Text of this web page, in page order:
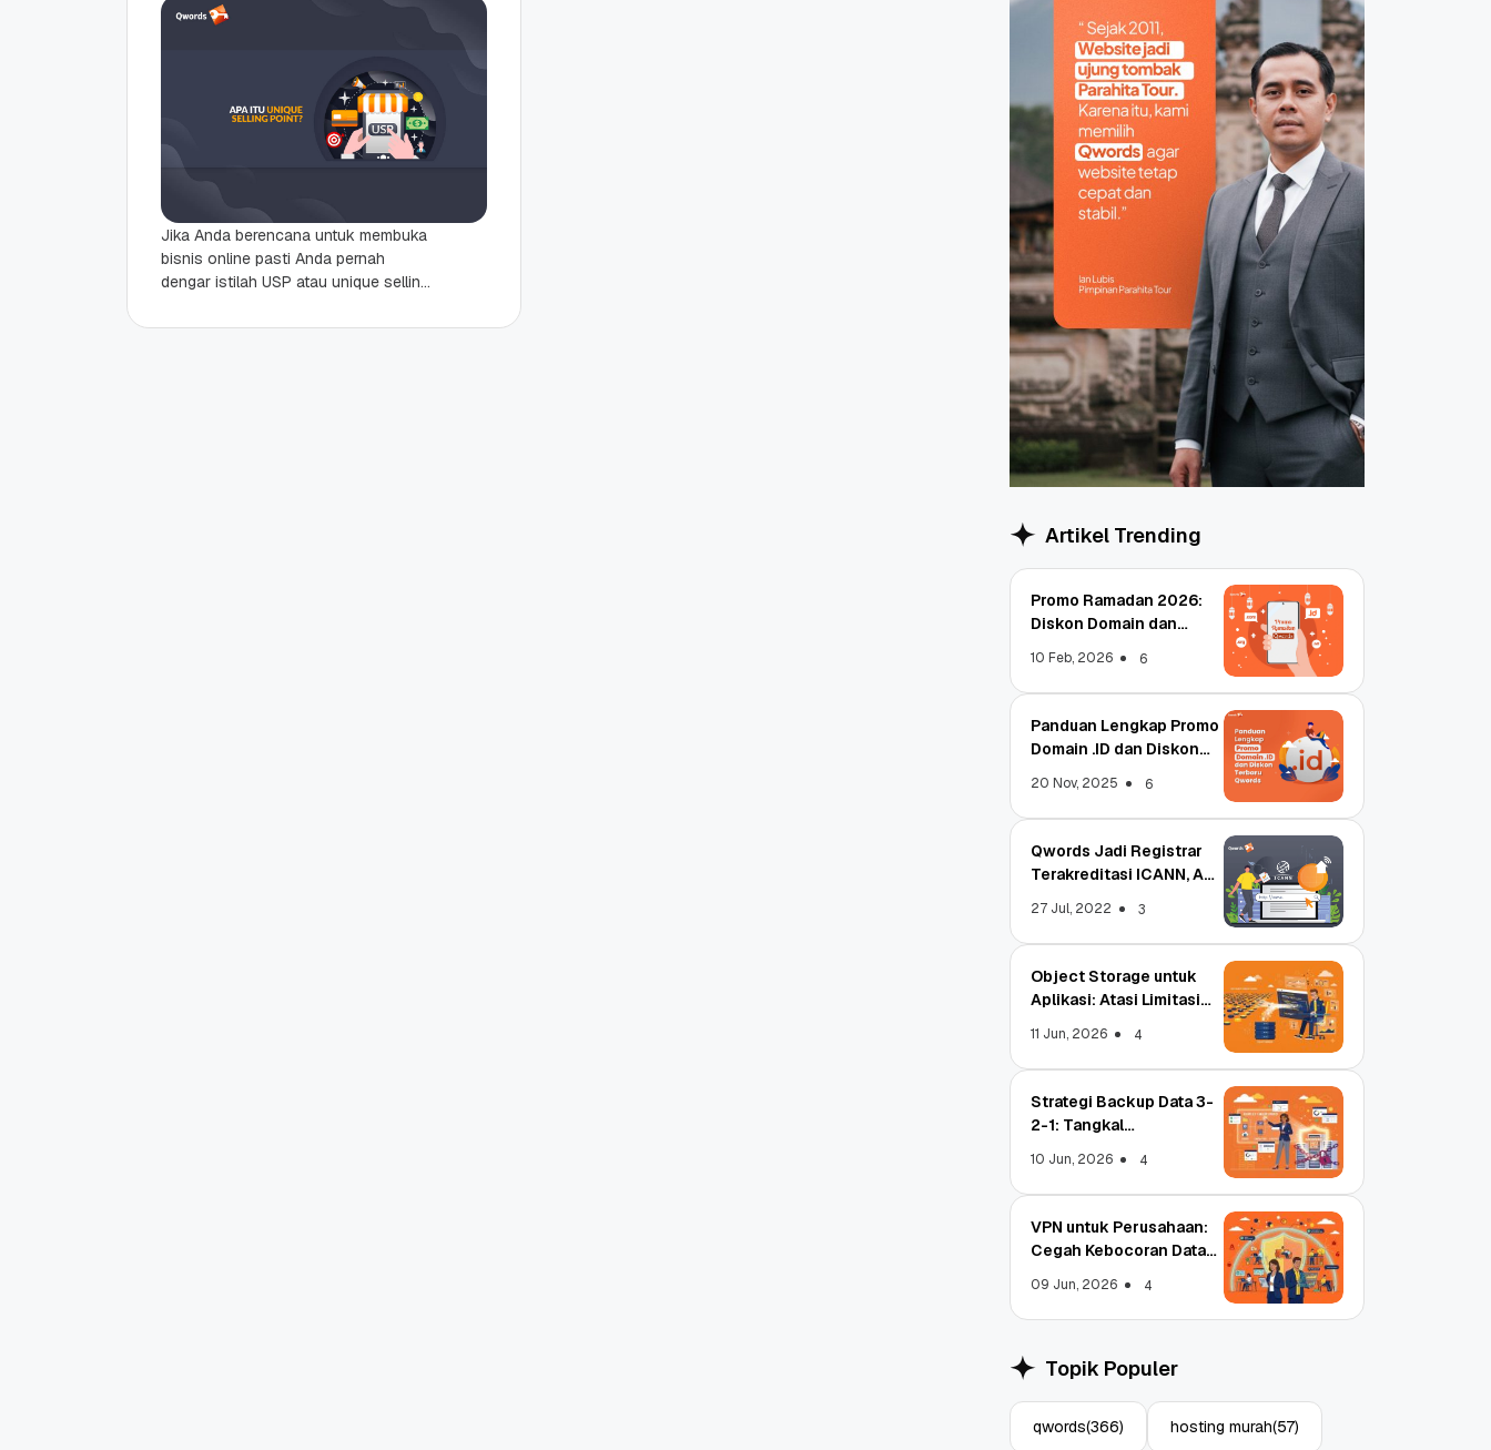
Aplikasi: Atasi Limitasi
11 Jun, 2026 4
Jika Anda berencana untuk membuka
bisnis online pasti Anda pernah
dengar istilah USP atau unique selling
bisa sangat bermanfaat...
Artikel Trending
Promo Ramadan 2026:
Diskon Domain dan
10 Feb, 2026 6
Panduan Lengkap Promo
Domain .ID dan Diskon
20 Nov, 2025 6
Qwords Jadi Registrar
Terakreditasi ICANN, Apa
27 Jul, 2022 3
Object Storage untuk
Aplikasi: Atasi Limitasi
11 Jun, 2026 4
Strategi Backup Data 3-
2-1: Tangkal
10 Jun, 2026 4
VPN untuk Perusahaan:
Cegah Kebocoran Data
09 Jun, 2026 4
Topik Populer
qwords(366) hosting murah(57)